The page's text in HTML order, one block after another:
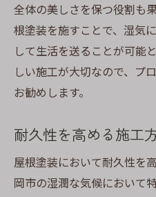
地域の気候変動に
塗料の選択が屋根
静岡市での塗料選
環境に優しい塗料
最新技術を活用し
屋根塗装で実現する省
遮熱効果による冷
全体の美しさを保つ役割も
根塗装を施すことで、湿気
して生活を送ることが可能
しい施工が大切なので、プ
お勧めします。
耐久性を高める施工
屋根塗装において耐久性を
岡市の湿潤な気候において